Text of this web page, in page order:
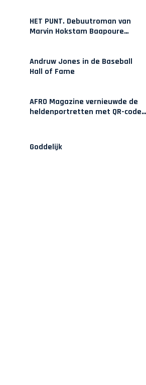
HET PUNT. Debuutroman van
Marvin Hokstam Baapoure
Andruw Jones in de Baseball
Hall of Fame
AFRO Magazine vernieuwde de
heldenportretten met QR-codes
Goddelijk